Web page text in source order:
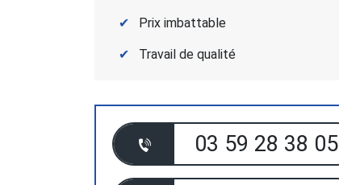
Prix imbattable
Travail de qualité
03 59 28 38 05